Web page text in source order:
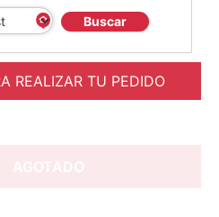
Buscar
REALIZAR TU PEDIDO